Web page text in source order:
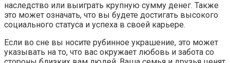
наследство или выиграть крупную сумму денег. Также
это может означать, что вы будете достигать высокого
социального статуса и успеха в своей карьере.
Если во сне вы носите рубинное украшение, это может
указывать на то, что вас окружает любовь и забота со